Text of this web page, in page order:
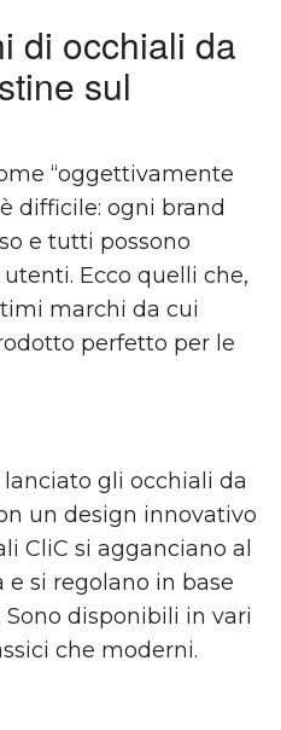
di occhiali da
sul
“oggettivamente
difficile: ogni brand
e tutti possono
Ecco quelli che,
marchi da cui
perfetto per le
gli occhiali da
un design innovativo
CliC si agganciano al
si regolano in base
disponibili in vari
che moderni.